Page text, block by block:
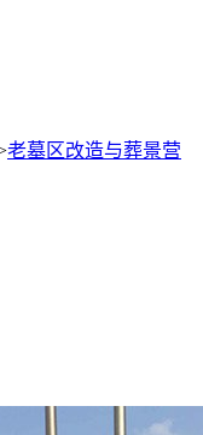
老墓区改造与葬景营